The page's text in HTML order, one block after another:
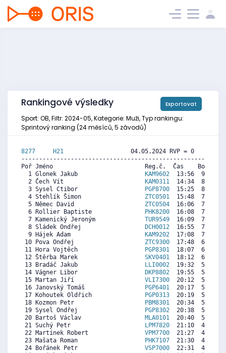
Rankingové výsledky Exportovat
Sport: OB, Filtr: 2024-05, Kategorie: Muži, Typ rankingu:
Sprintový ranking (24 měsíců, 5 závodů)
8277 H21
04.05.2024 RVP = 0     IP
Poř Jméno                          Reg.č.  Čas    Body
  1 Glonek Jakub
KAM9602
13:56  9093
  2 Čech Vít
KAM0311
14:34  8718
  3 Sysel Ctibor
PGP8700
15:25  8214
  4 Stehlík Šimon
ZTC0501
15:48  7987
  5 Němec David
ZTC0504
16:06  7809
  6 Rollier Baptiste
PHK8200
16:08  7789
  7 Kamenický Jeroným
TUR9549
16:09  7779
  8 Sládek Ondřej
DCH0012
16:55  7325
  9 Hájek Adam
KAM9202
17:08  7197
10 Pova Ondřej ZTC9300
17:48  6802
11 Hora Vojtěch
PGP8301
18:07  6614
12 Štěrba Marek SKV0401
18:12  6564
13 Bradáč Jakub
LLI0002
19:32  5774
14 Vágner Libor
DKP8802
19:55  5547
15 Martan Jiří VLI7300
20:12  5379
16 Janovský Tomáš
PGP6401
20:17  5330
17 Kohoutek Oldřich
PGP0313
20:19  5310
18 Kozmon Petr
PBM8301
20:34  5162
19 Sysel Ondřej
PGP8302
20:38  5123
20 Bartoš Václav MLA0101
20:40  5103
21 Suchý Petr
LPM7820
21:10  4807
22 Martínek Robert VPM7700
21:27  4639
23 Mašata Roman
PHK7107
21:30  4609
24 Bořánek Petr VSP7000
22:31  4007